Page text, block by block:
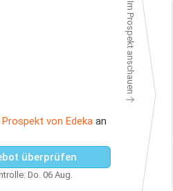
Prospekt von Edeka an
überprüfen
Do. 06 Aug.
Im Prospekt anschauen